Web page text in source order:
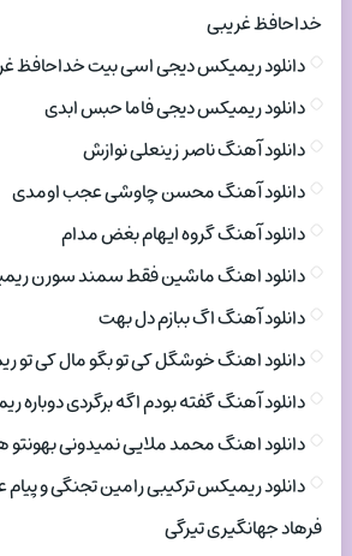
خداحافظ غریبی
دانلود ریمیکس دیجی اسی بیت خداحافظ
دانلود ریمیکس دیجی فاما حبس ابدی
دانلود آهنگ ناصر زینعلی نوازش
دانلود آهنگ محسن چاوشی عجب اومدی
دانلود آهنگ گروه ایهام بغض مدام
دانلود اهنگ ماشین فقط سمند سورن
دانلود آهنگ اگ ببازم دل بهت
دانلود اهنگ خوشگل کی تو بگو مال کی تو
دانلود آهنگ گفته بودم اگه برگردی دوباره
دانلود اهنگ محمد ملایی نمیدونی
دانلود ریمیکس ترکیبی رامین تجنگی و
فرهاد جهانگیری تیرگی